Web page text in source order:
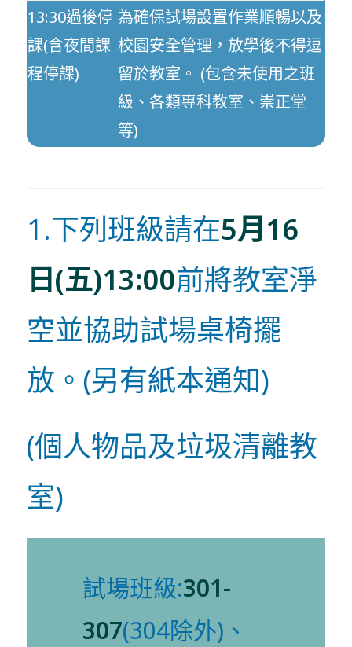
13:30過後停
課(含夜間課
程停課)
為確保試場設置作業順暢以及
校園安全管理，放學後不得逗
留於教室。 (包含未使用之班
級、各類專科教室、崇正堂
等)
1.下列班級請在5月16
日(五)13:00前將教室淨
空並協助試場桌椅擺
放。(另有紙本通知)
(個人物品及垃圾清離教
室)
試場班級:301-
307(304除外)、